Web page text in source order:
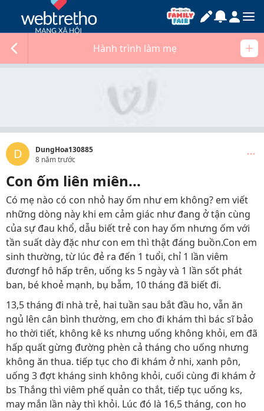
Hành trình làm mẹ
D
DungHoa130885
8 năm trước
Con ốm liên miên...
Có mẹ nào có con nhỏ hay ốm như em không? em viết
những dòng này khi em cảm giác như đang ở tận cùng
của sự đau khổ, dẫu biết trẻ con hay ốm nhưng ốm với
tần suất dày đặc như con em thì thật đáng buồn.Con em
sinh thường, từ lúc đẻ ra đến 1 tuổi, chỉ 1 lần viêm
đươngf hô hấp trên, uống ks 5 ngày và 1 lần sốt phát
ban, bé khoẻ mạnh, bụ bẫm, 10 tháng đã biết đi.
13,5 tháng đi nhà trẻ, hai tuần sau bắt đầu ho, vẫn ăn
ngủ lên cân bình thường, em cho đi khám thì bác sĩ bảo
ho thời tiết, không kê ks nhưng uống không khỏi, em đã
hấp quất gừng đường phèn cả tháng cho uống nhưng
không ăn thua. tiếp tục cho đi khám ở nhi, xanh pôn,
uống 3 đợt kháng sinh không khỏi, cuối cùng đi khám ở
bs Thắng thì viêm phế quản co thắt, tiếp tục uống ks,
may mắn lần này thì khỏi. Lúc đó là 16,5 tháng, con ho